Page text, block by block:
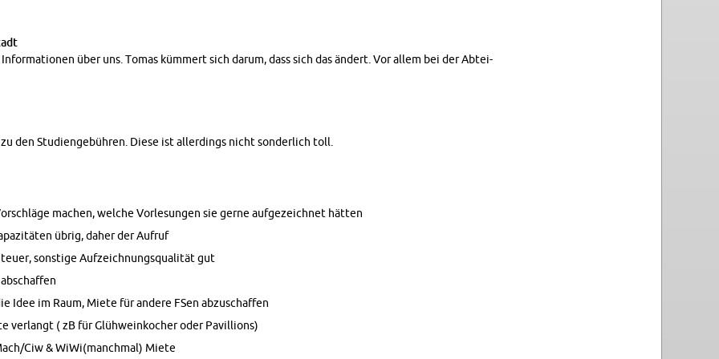
über uns. Tomas küm­mert sich darum, dass sich das än­dert. Vor allem bei der Ab­tei­
den Stu­di­en­ge­büh­ren. Diese ist al­ler­dings nicht son­der­lich toll.
ma­chen, wel­che Vor­le­sun­gen sie gerne auf­ge­zeich­net hät­ten
übrig, daher der Auf­ruf
teuer, sons­ti­ge Auf­zeich­nungs­qua­li­tät gut
Idee im Raum, Miete für an­de­re FSen ab­zu­schaf­fen
ver­langt ( zB für Glüh­wein­ko­cher oder Pa­vil­li­ons)
Ciw & WiWi(manch­mal) Miete